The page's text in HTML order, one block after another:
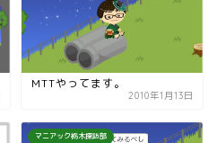
MTTやってます。
2010年1月13日
マニアック栃木探訪部